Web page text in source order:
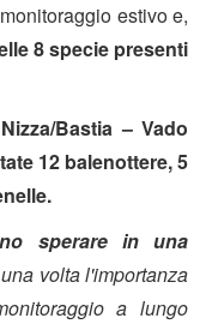
estivo e,
8 specie presenti
Bastia – Vado
12 balenottere, 5
sperare in una
volta l'importanza
a lungo